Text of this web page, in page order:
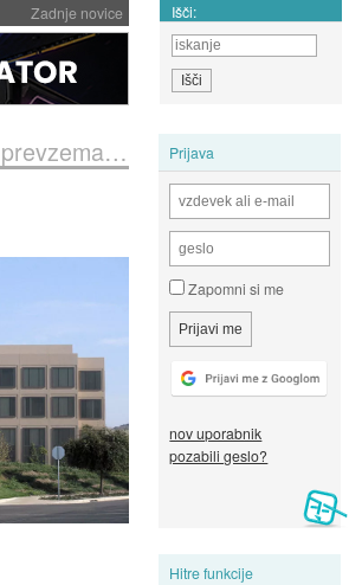
Zadnje novice Išči:
Prijava
Zapomni si me
nov uporabnik
pozabili geslo?
Hitre funkcije
VMwara